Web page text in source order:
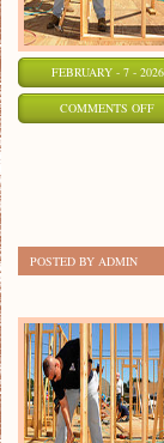
FEBRUARY - 7 - 2026
COMMENTS OFFON
POSTED BY ADMIN